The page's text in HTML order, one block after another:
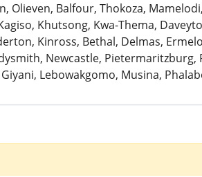
Olieven, Balfour, Thokoza,
Khutsong, Kwa-Thema,
Kinross, Bethal, Delmas,
Newcastle,
Lebowakgomo, Musina,